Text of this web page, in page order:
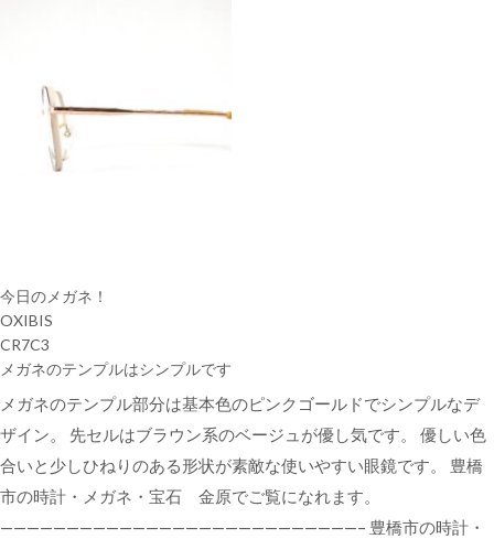
今日のメガネ！
OXIBIS
CR7C3
メガネのテンプルはシンプルです
メガネのテンプル部分は基本色のピンクゴールドでシンプルなデ
ザイン。 先セルはブラウン系のベージュが優し気です。 優しい色
合いと少しひねりのある形状が素敵な使いやすい眼鏡です。 豊橋
市の時計・メガネ・宝石 金原でご覧になれます。
———————————————————————————– 豊橋市の時計・